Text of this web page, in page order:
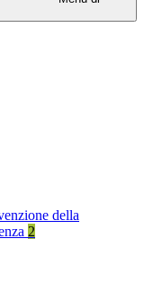
della
2